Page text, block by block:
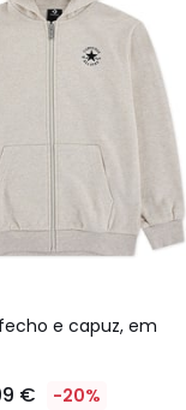
e capuz, em
€ -20%